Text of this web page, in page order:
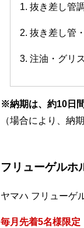
1. 抜き差し管
2. 抜き差し管
3. 注油・グリ
※納期は、約10日
（場合により、納
フリューゲルホ
ヤマハ フリューゲ
毎月先着5名様限定